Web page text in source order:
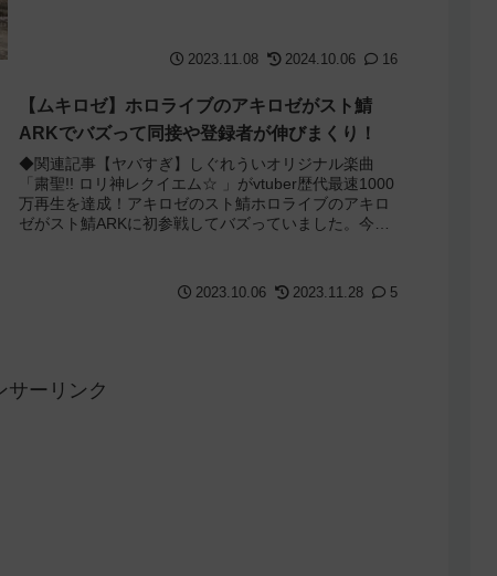
2023.11.08 2024.10.06 16
【ムキロゼ】ホロライブのアキロゼがスト鯖
ARKでバズって同接や登録者が伸びまくり！
◆関連記事【ヤバすぎ】しぐれういオリジナル楽曲
「粛聖!! ロリ神レクイエム☆ 」がvtuber歴代最速1000
万再生を達成！アキロゼのスト鯖ホロライブのアキロ
ゼがスト鯖ARKに初参戦してバズっていました。今ま
2023.10.06 2023.11.28 5
サーリンク